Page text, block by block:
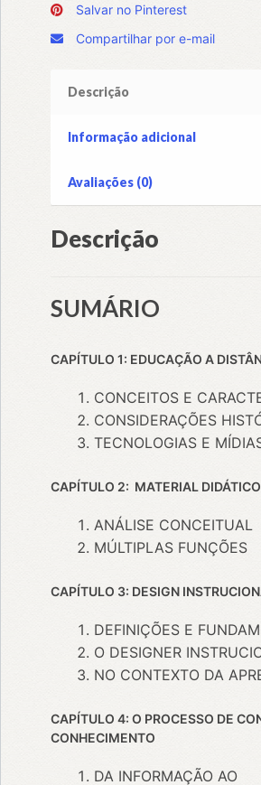
Salvar no Pinterest
Compartilhar por e-mail
Descrição
Informação adicional
Avaliações (0)
Descrição
SUMÁRIO
CAPÍTULO 1: EDUCAÇÃO A
CONCEITOS E
CONSIDERAÇÕES
TECNOLOGIAS E
CAPÍTULO 2: MATERIAL DIDÁTICO
ANÁLISE CONCEITUAL
MÚLTIPLAS FUNÇÕES
CAPÍTULO 3: DESIGN
DEFINIÇÕES E
O DESIGNER
NO CONTEXTO DA
CAPÍTULO 4: O PROCESSO DE
CONHECIMENTO
DA INFORMAÇÃO AO